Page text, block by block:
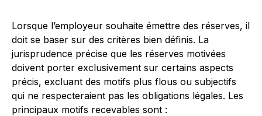
Lorsque l’employeur souhaite émettre des réserves, il
doit se baser sur des critères bien définis. La
jurisprudence précise que les réserves motivées
doivent porter exclusivement sur certains aspects
précis, excluant des motifs plus flous ou subjectifs
qui ne respecteraient pas les obligations légales. Les
principaux motifs recevables sont :